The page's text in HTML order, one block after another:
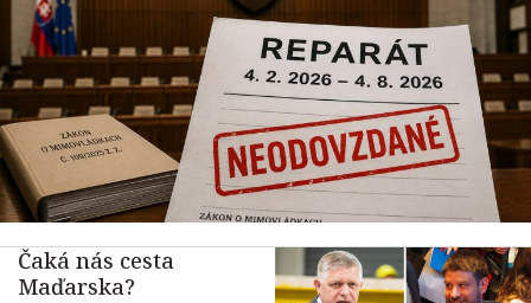
Čaká nás cesta
Maďarska?